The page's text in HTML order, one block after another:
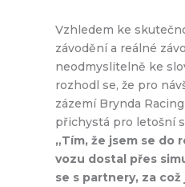
Vzhledem ke
závodění a reálné
neodmyslitelně ke
rozhodl se, že pro
zázemí Brynda
přichystá pro letošní
„Tím, že jsem se do
vozu dostal přes
se s partnery, za což